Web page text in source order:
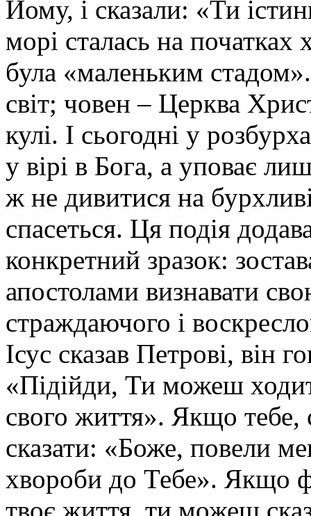
Йому, і сказали: «Ти
морі сталась на
була «маленьким
світ; човен – Церква
кулі. І сьогодні у
у вірі в Бога, а уповає
ж не дивитися на
спасеться. Ця подія
конкретний зразок:
апостолами визнавати
страждаючого і
Ісус сказав Петрові, він
«Підійди, Ти можеш
свого життя». Якщо
сказати: «Боже, повели
хвороби до Тебе». Якщо
твоє життя, ти можеш